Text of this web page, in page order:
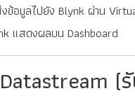
ข้อมูลไปยัง Blynk ผ่าน
แสดงผลบน Dashboard
(